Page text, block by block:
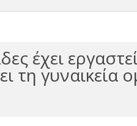
έχει
τη γυναικεία